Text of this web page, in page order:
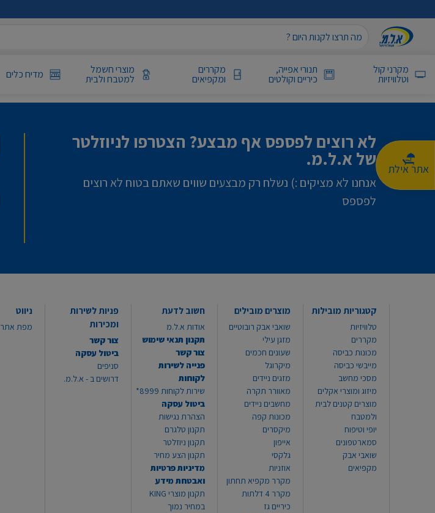
אתר אילת
מקרני קול
וטלוויזיות
תנורי אפייה,
כיריים וקולטים
מקררים
ומקפיאים
מוצרי חשמל
למטבח ולבית מדיח כלים
לא רוצים לפספס אף מבצע? הצטרפו לניוזלטר
של א.ל.מ.
אנחנו לא מציקים :) נשלח רק מבצעים שווים שאתם בטוח לא רוצים
לפספס
קטגוריות מובילות
טלוויזיות
מקררים
מכונות כביסה
מייבשי כביסה
מסכי מחשב
מיזוג ומוצרי אקלים
מוצרים קטנים לבית
ולמטבח
יופי וטיפוח
סמארטפונים
שואבי אבק
מקפיאים
מוצרים מובילים
שואבי אבק רובוטיים
מזגן עילי
שעונים חכמים
מיקרוגל
מזגים ניידים
מאוורר תקרה
מחשבים ניידים
מכונות קפה
מיקסרים
אייפון
גלקסי
אוזניות
מקרר מקפיא תחתון
מקרר 4 דלתות
כיריים גז
חשוב לדעת
אודות א.ל.מ
תקנון תנאי שימוש
צור קשר
פנייה לשירות
לקוחות
שירות לקוחות 8999*
ביטול עסקה
הצהרת נגישות
תקנון טלגרם
תקנון ניוזלטר
תקנון הצע מחיר
מדיניות פרטיות
ואבטחת מידע
תקנון מוצרי KING
במחיר נמוך
פניות לשירות
ומכירות
צור קשר
ביטול עסקה
סניפים
דרושים ב - א.ל.מ.
ניווט
מפת אתר